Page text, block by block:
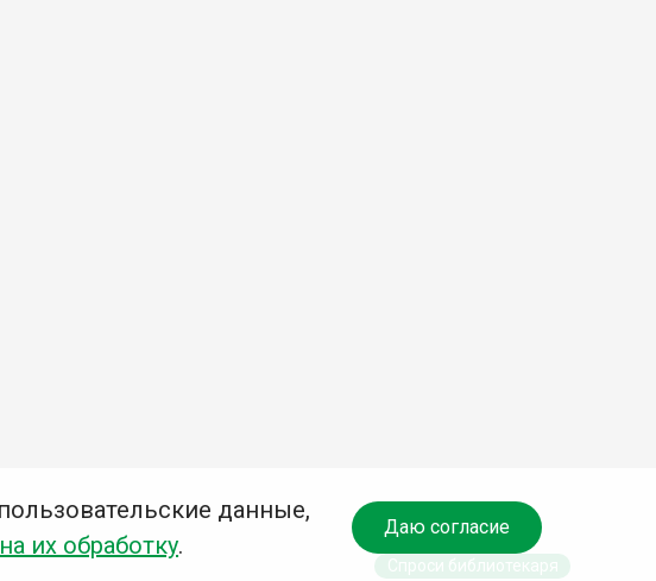
данные,
их обработку.
Даю согласие
Спроси библиотекаря